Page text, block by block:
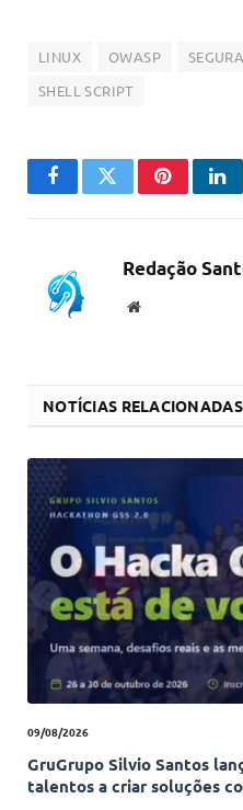
LINUX OWASP
SHELL SCRIPT
FacebookTwitterPinterest
Redação
Website
NOTÍCIAS RELACIONADAS
09/08/2026
GruGrupo Silvio Santos
talentos a criar soluções